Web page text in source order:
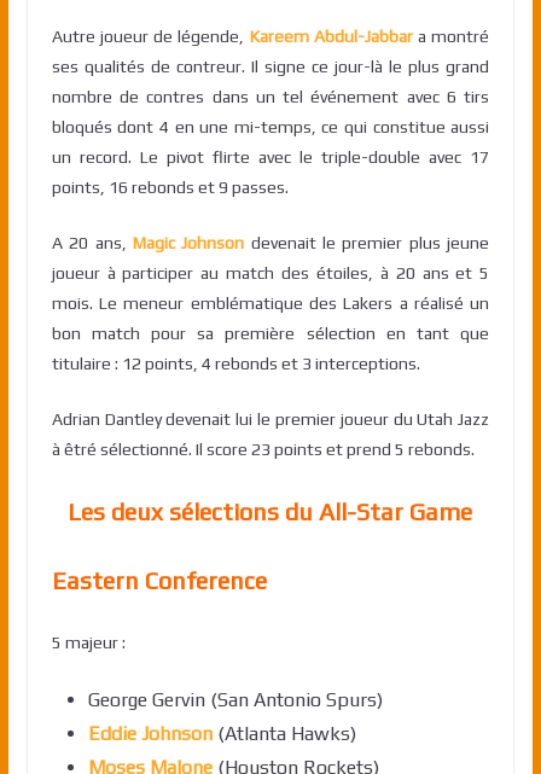
Autre joueur de légende, Kareem Abdul-Jabbara montré
ses qualités de contreur. Il signe ce jour-là le plus grand
nombre de contres dans un tel événement avec 6 tirs
bloqués dont 4 en une mi-temps, ce qui constitue aussi
un record. Le pivot flirte avec le triple-double avec 17
points, 16 rebonds et 9 passes.
A 20 ans, Magic Johnson devenait le premier plus jeune
joueur à participer au match des étoiles, à 20 ans et 5
mois. Le meneur emblématique des Lakers a réalisé un
bon match pour sa première sélection en tant que
titulaire : 12 points, 4 rebonds et 3 interceptions.
Adrian Dantley devenait lui le premier joueur du Utah Jazz
à êtré sélectionné. Il score 23 points et prend 5 rebonds.
Les deux sélections du All-Star Game
Eastern Conference
5 majeur :
George Gervin (San Antonio Spurs)
Eddie Johnson(Atlanta Hawks)
Moses Malone(Houston Rockets)